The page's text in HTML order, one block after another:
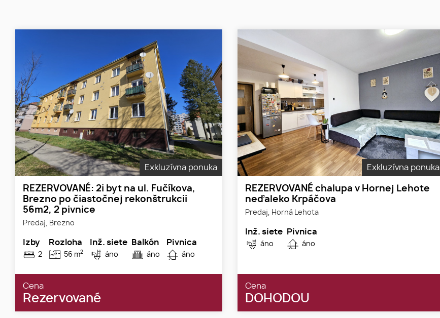
Exkluzívna ponuka
REZERVOVANÉ: 2i byt na ul. Fučíkova,
Brezno po čiastočnej rekonštrukcii
56m2, 2 pivnice
Predaj, Brezno
Izby
2
Rozloha
56 m2
Inž. siete
áno
Balkón
áno
Pivnica
áno
Cena
Rezervované
Exkluzívna ponuka
REZERVOVANÉ chalupa v Hornej Lehote
neďaleko Krpáčova
Predaj, Horná Lehota
Inž. siete
áno
Pivnica
áno
Cena
DOHODOU